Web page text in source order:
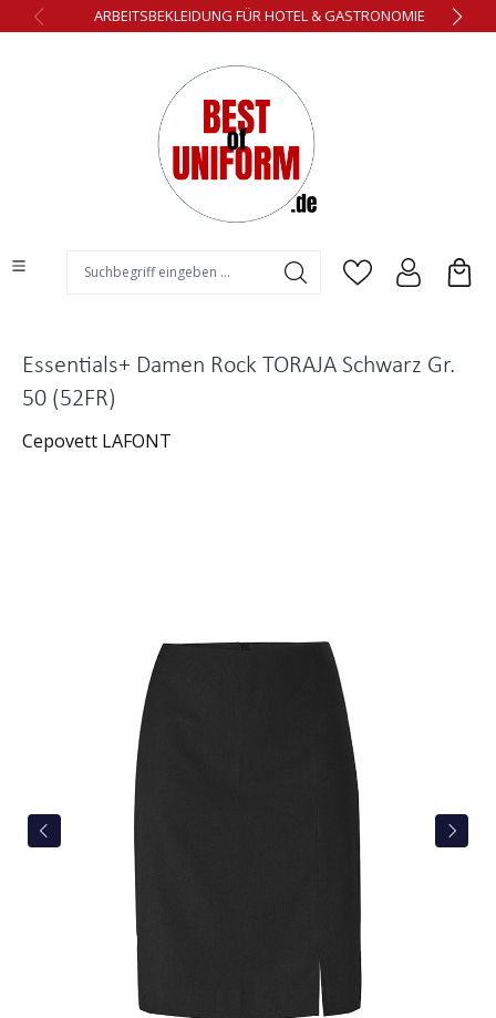
springenARBEITSBEKLEIDUNG FÜR HOTEL & GASTRONOMIE
Essentials+ Damen Rock TORAJA Schwarz Gr.
50 (52FR)
Cepovett LAFONT